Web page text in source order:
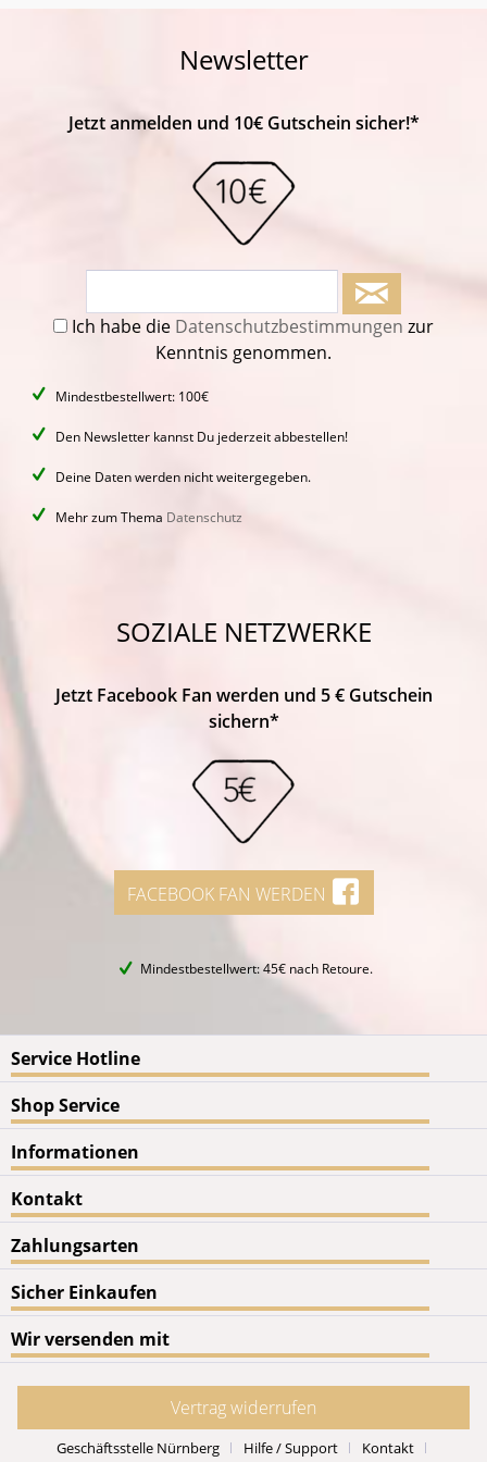
Newsletter
Jetzt anmelden und 10€ Gutschein sicher!*
Ich habe die Datenschutzbestimmungen zur
Kenntnis genommen.
Mindestbestellwert: 100€
Den Newsletter kannst Du jederzeit abbestellen!
Deine Daten werden nicht weitergegeben.
Mehr zum Thema Datenschutz
SOZIALE NETZWERKE
Jetzt Facebook Fan werden und 5 € Gutschein
sichern*
FACEBOOK FAN WERDEN
Mindestbestellwert: 45€ nach Retoure.
Service Hotline
Shop Service
Informationen
Kontakt
Zahlungsarten
Sicher Einkaufen
Wir versenden mit
Vertrag widerrufen
Geschäftsstelle Nürnberg Hilfe / Support Kontakt